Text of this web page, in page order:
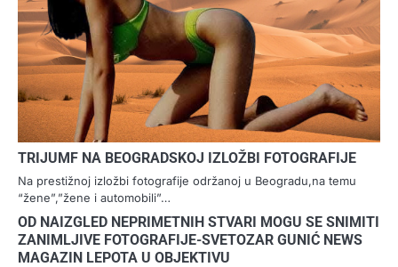
TRIJUMF NA BEOGRADSKOJ IZLOŽBI FOTOGRAFIJE
Na prestižnoj izložbi fotografije održanoj u Beogradu,na temu
“žene”,”žene i automobili”…
OD NAIZGLED NEPRIMETNIH STVARI MOGU SE SNIMITI
ZANIMLJIVE FOTOGRAFIJE-SVETOZAR GUNIĆ NEWS
MAGAZIN LEPOTA U OBJEKTIVU